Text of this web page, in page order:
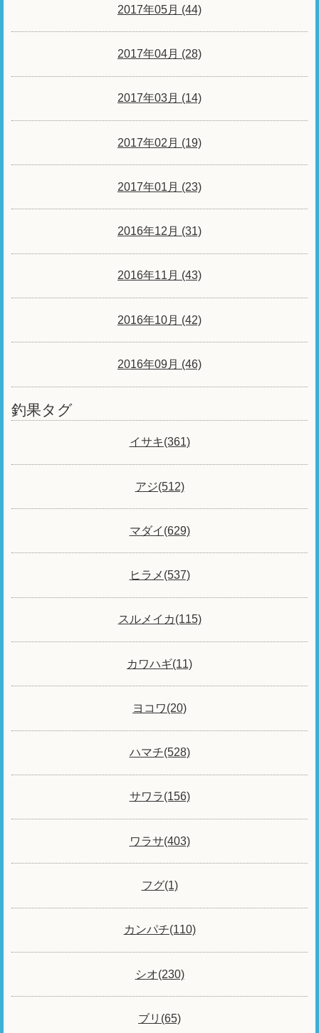
2017年05月 (44)
2017年04月 (28)
2017年03月 (14)
2017年02月 (19)
2017年01月 (23)
2016年12月 (31)
2016年11月 (43)
2016年10月 (42)
2016年09月 (46)
釣果タグ
イサキ(361)
アジ(512)
マダイ(629)
ヒラメ(537)
スルメイカ(115)
カワハギ(11)
ヨコワ(20)
ハマチ(528)
サワラ(156)
ワラサ(403)
フグ(1)
カンパチ(110)
シオ(230)
ブリ(65)